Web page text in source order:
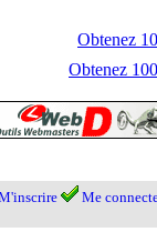
Obtenez
Obtenez
Me